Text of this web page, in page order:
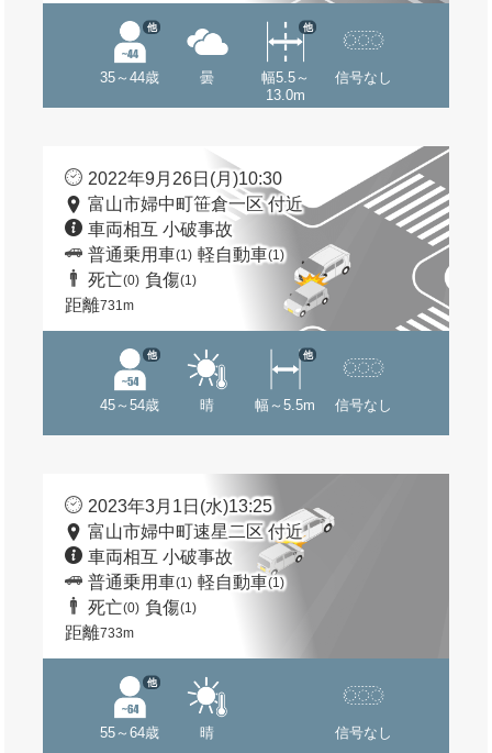
35～44歳
他
曇
幅5.5～
13.0m
他
信号なし
2022年9月26日(月)10:30
富山市婦中町笹倉一区 付近
車両相互 小破事故
普通乗用車(1) 軽自動車(1)
死亡(0) 負傷(1)
距離731m
45～54歳
他
晴 幅～5.5m
他
信号なし
2023年3月1日(水)13:25
富山市婦中町速星二区 付近
車両相互 小破事故
普通乗用車(1) 軽自動車(1)
死亡(0) 負傷(1)
距離733m
55～64歳
他
晴 信号なし